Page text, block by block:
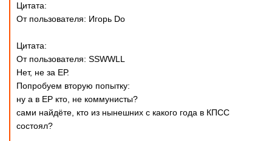
Цитата:
От пользователя: Игорь Do
Цитата:
От пользователя: SSWWLL
Нет, не за ЕР.
Попробуем вторую попытку:
ну а в ЕР кто, не коммунисты?
сами найдёте, кто из нынешних с какого года в КПСС
состоял?